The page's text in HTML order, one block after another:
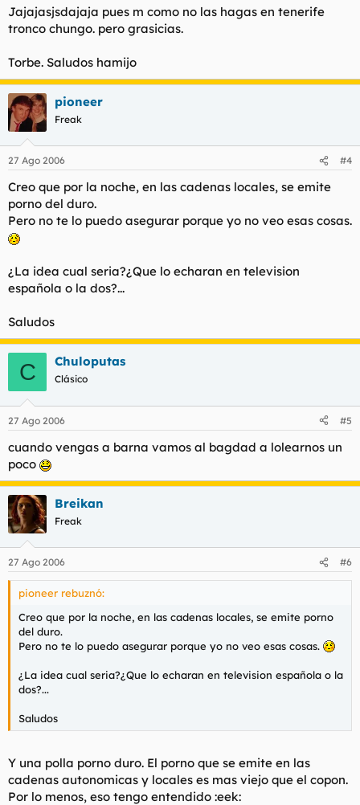
Jajajasjsdajaja pues m como no las hagas en tenerife
tronco chungo. pero grasicias.
Torbe. Saludos hamijo
pioneer
Freak
27 Ago 2006 #4
Creo que por la noche, en las cadenas locales, se emite
porno del duro.
Pero no te lo puedo asegurar porque yo no veo esas cosas.
¿La idea cual seria?¿Que lo echaran en television
española o la dos?...
Saludos
C Chuloputas
Clásico
27 Ago 2006 #5
cuando vengas a barna vamos al bagdad a lolearnos un
poco
Breikan
Freak
27 Ago 2006 #6
pioneer rebuznó:
Creo que por la noche, en las cadenas locales, se emite porno
del duro.
Pero no te lo puedo asegurar porque yo no veo esas cosas.
¿La idea cual seria?¿Que lo echaran en television española o la
dos?...
Saludos
Y una polla porno duro. El porno que se emite en las
cadenas autonomicas y locales es mas viejo que el copon.
Por lo menos, eso tengo entendido :eek: